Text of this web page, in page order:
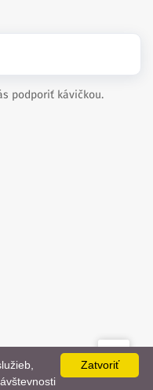
podporiť kávičkou.
Zatvoriť